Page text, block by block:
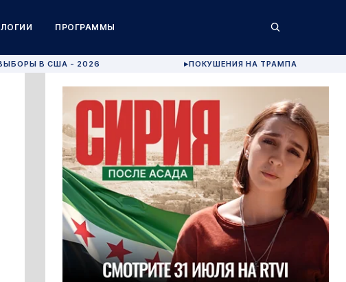
ПРОГРАММЫ
В США - 2026 ▶ПОКУШЕНИЯ НА ТРАМПА